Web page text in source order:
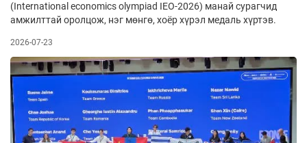
(International economics olympiad IEO-2026) манай сурагчид
амжилттай оролцож, нэг мөнгө, хоёр хүрэл медаль хүртэв.
2026-07-23